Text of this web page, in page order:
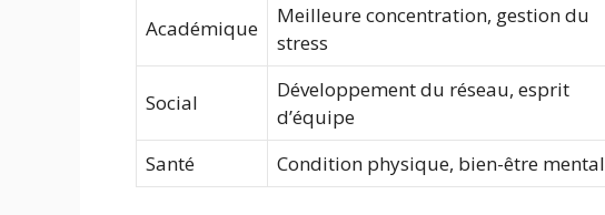
Académique
Meilleure concentration, gestion du
stress
Social
Développement du réseau, esprit
d’équipe
Santé
Condition physique, bien-être mental